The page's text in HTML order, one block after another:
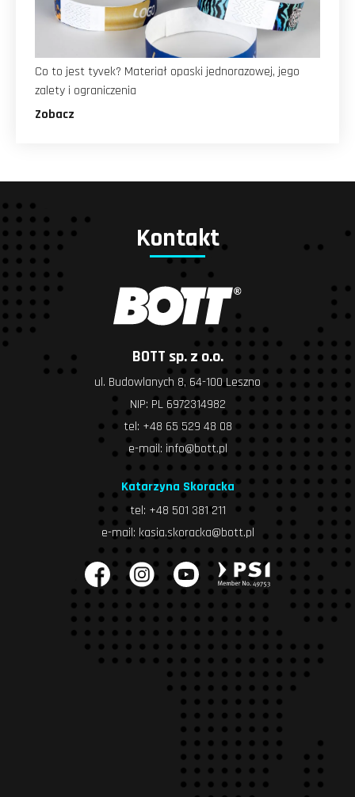
Co to jest tyvek? Materiał opaski jednorazowej, jego
zalety i ograniczenia
Zobacz
Kontakt
BOTT sp. z o.o.
ul. Budowlanych 8, 64-100 Leszno
NIP: PL 6972314982
tel: +48 65 529 48 08
e-mail: info@bott.pl
Katarzyna Skoracka
tel: +48 501 381 211
e-mail: kasia.skoracka@bott.pl